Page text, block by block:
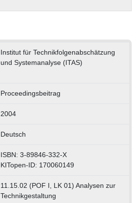
Institut für Technikfolgenabschätzung
und Systemanalyse (ITAS)
Proceedingsbeitrag
2004
Deutsch
ISBN: 3-89846-332-X
KITopen-ID: 170060149
11.15.02 (POF I, LK 01) Analysen zur
Technikgestaltung